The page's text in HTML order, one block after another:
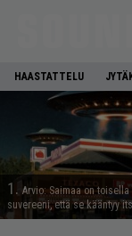
HAASTATTELU
1. Arvio: Saimaa on
suvereeni, että se kääntyy